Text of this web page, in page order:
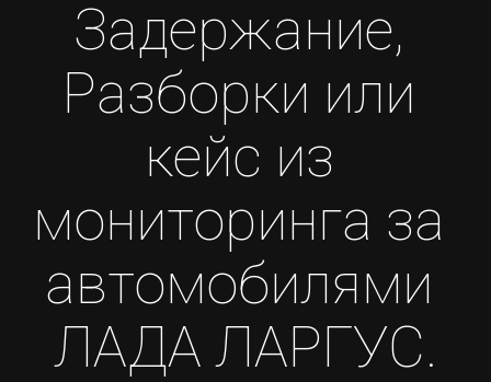
Задержание,
Разборки или
кейс из
мониторинга за
автомобилями
ЛАДА ЛАРГУС.